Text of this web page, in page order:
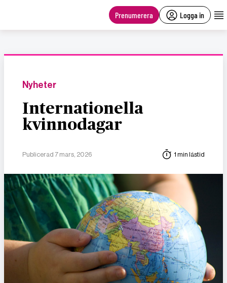
Prenumerera Logga in
Nyheter
Internationella
kvinnodagar
Publicerad 7 mars, 2026 1 min lästid